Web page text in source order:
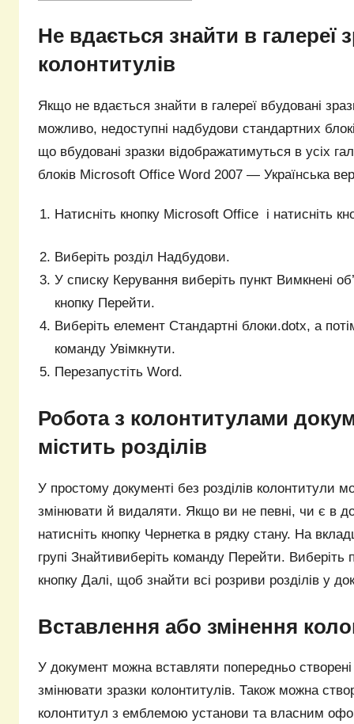
Не вдається знайти в галереї
колонтитулів
Якщо не вдається знайти в галереї вбудовані
можливо, недоступні надбудови стандартних
що вбудовані зразки відображатимуться в усіх
блоків Microsoft Office Word 2007 — Українська
Натисніть кнопку Microsoft Office і натисніть
Виберіть розділ Надбудови.
У списку Керування виберіть пункт Вимкнені
кнопку Перейти.
Виберіть елемент Стандартні блоки.dotx, а
команду Увімкнути.
Перезапустіть Word.
Робота з колонтитулами
містить розділів
У простому документі без розділів колонтитули
змінювати й видаляти. Якщо ви не певні, чи є в
натисніть кнопку Чернетка в рядку стану. На
групі Знайтивиберіть команду Перейти. Виберіть
кнопку Далі, щоб знайти всі розриви розділів у
Вставлення або змінення
У документ можна вставляти попередньо
змінювати зразки колонтитулів. Також можна
колонтитул з емблемою установи та власним